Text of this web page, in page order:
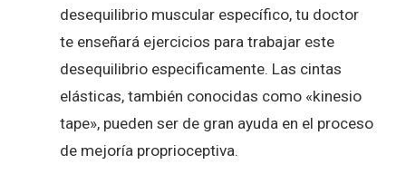
desequilibrio muscular específico, tu doctor
te enseñará ejercicios para trabajar este
desequilibrio especificamente. Las cintas
elásticas, también conocidas como «kinesio
tape», pueden ser de gran ayuda en el proceso
de mejoría proprioceptiva.